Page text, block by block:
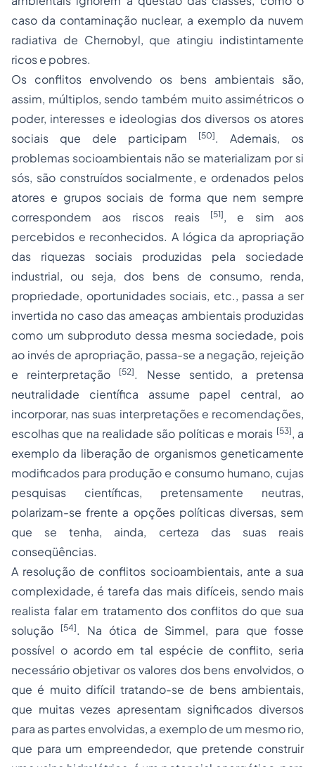
caso da contaminação nuclear, a exemplo da nuvem
radiativa de Chernobyl, que atingiu indistintamente
ricos e pobres.
Os conflitos envolvendo os bens ambientais são,
assim, múltiplos, sendo também muito assimétricos o
poder, interesses e ideologias dos diversos os atores
sociais que dele participam
[50]. Ademais, os
problemas socioambientais não se materializam por si
sós, são construídos socialmente, e ordenados pelos
atores e grupos sociais de forma que nem sempre
correspondem aos riscos reais
[51], e sim aos
percebidos e reconhecidos. A lógica da apropriação
das riquezas sociais produzidas pela sociedade
industrial, ou seja, dos bens de consumo, renda,
propriedade, oportunidades sociais, etc., passa a ser
invertida no caso das ameaças ambientais produzidas
como um subproduto dessa mesma sociedade, pois
ao invés de apropriação, passa-se a negação, rejeição
e reinterpretação
[52]. Nesse sentido, a pretensa
neutralidade científica assume papel central, ao
incorporar, nas suas interpretações e recomendações,
escolhas que na realidade são políticas e morais [53], a
exemplo da liberação de organismos geneticamente
modificados para produção e consumo humano, cujas
pesquisas científicas, pretensamente neutras,
polarizam-se frente a opções políticas diversas, sem
que se tenha, ainda, certeza das suas reais
conseqüências.
A resolução de conflitos socioambientais, ante a sua
complexidade, é tarefa das mais difíceis, sendo mais
realista falar em tratamento dos conflitos do que sua
solução
[54]. Na ótica de Simmel, para que fosse
possível o acordo em tal espécie de conflito, seria
necessário objetivar os valores dos bens envolvidos, o
que é muito difícil tratando-se de bens ambientais,
que muitas vezes apresentam significados diversos
para as partes envolvidas, a exemplo de um mesmo rio,
que para um empreendedor, que pretende construir